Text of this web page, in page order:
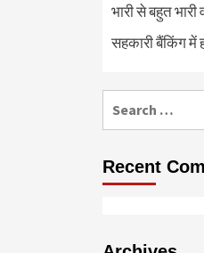
भारी से बहुत
सहकारी बैंकिंग में
for:
Recent